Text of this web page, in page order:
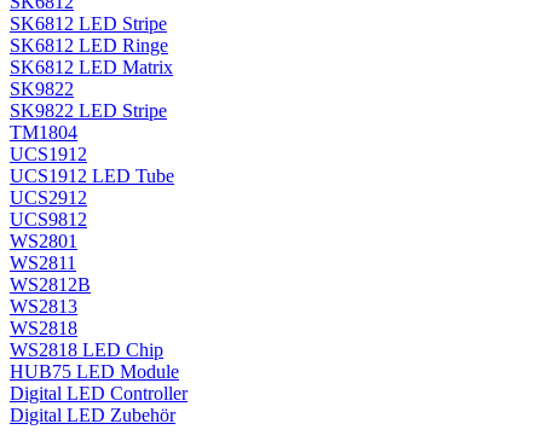
SK6812 LED Stripe
SK6812 LED Ringe
SK6812 LED Matrix
SK9822
SK9822 LED Stripe
TM1804
UCS1912
UCS1912 LED Tube
UCS2912
UCS9812
WS2801
WS2811
WS2812B
WS2813
WS2818
WS2818 LED Chip
HUB75 LED Module
Digital LED Controller
Digital LED Zubehör